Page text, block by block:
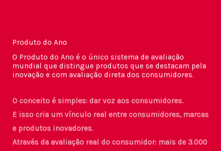
Produto do Ano
O Produto do Ano é o único sistema de avaliação
mundial que distingue produtos que se destacam pela
inovação e com avaliação direta dos consumidores.
O conceito é simples: dar voz aos consumidores.
E isso cria um vínculo real entre consumidores, marcas
e produtos inovadores.
Através da avaliação real do consumidor: mais de 3.000